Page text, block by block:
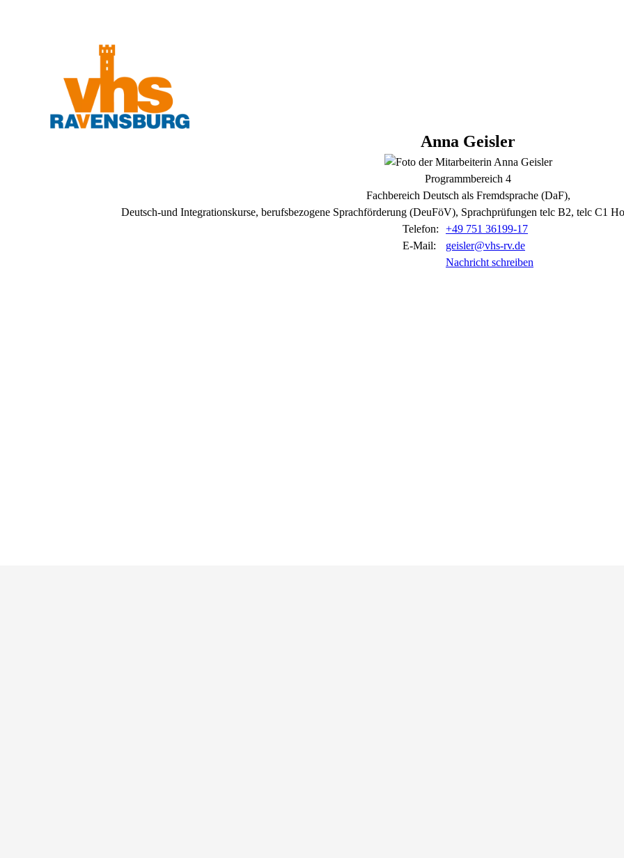
Anna Geisler
Programmbereich 4
Fachbereich Deutsch als Fremdsprache (DaF),
Deutsch-und Integrationskurse, berufsbezogene Sprachförderung (DeuFöV), Sprachprüfungen telc B2, telc
Telefon:
+49 751 36199-17
E-Mail:
geisler@vhs-rv.de
Nachricht schreiben